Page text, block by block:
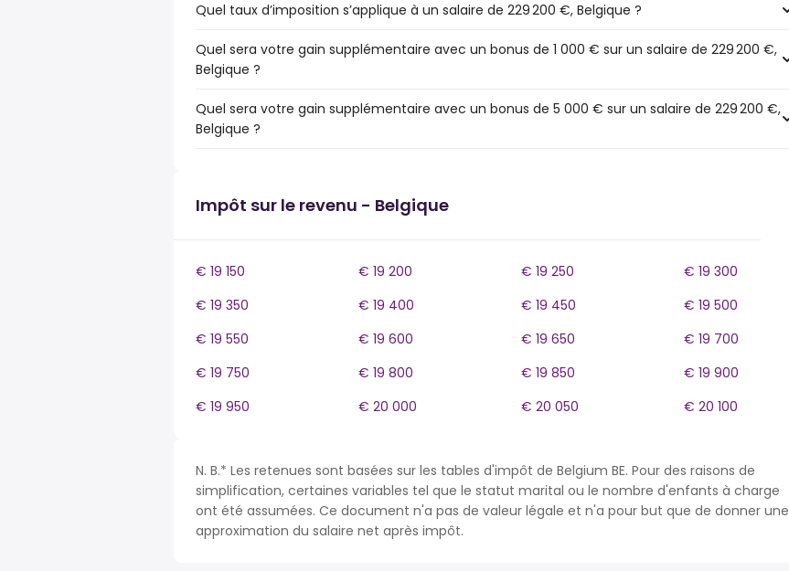
Quel taux d’imposition s’applique à un salaire de 229 200 €, Belgique ?
Quel sera votre gain supplémentaire avec un bonus de 1 000 € sur un salaire de 229 200 €,
Belgique ?
Quel sera votre gain supplémentaire avec un bonus de 5 000 € sur un salaire de 229 200 €,
Belgique ?
Impôt sur le revenu - Belgique
€ 19 150 € 19 200 € 19 250
€ 19 300
€ 19 350
€ 19 400 € 19 450
€ 19 500
€ 19 550
€ 19 600 € 19 650
€ 19 700
€ 19 750
€ 19 800 € 19 850
€ 19 900
€ 19 950
€ 20 000 € 20 050 € 20 100
N. B.* Les retenues sont basées sur les tables d'impôt de Belgium BE. Pour des raisons de
simplification, certaines variables tel que le statut marital ou le nombre d'enfants à charge
ont été assumées. Ce document n'a pas de valeur légale et n'a pour but que de donner une
approximation du salaire net après impôt.